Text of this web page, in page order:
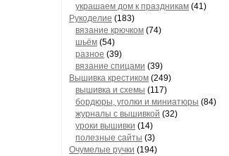
украшаем дом к праздникам (41)
Рукоделие (183)
вязание крючком (74)
шьём (54)
разное (39)
вязание спицами (39)
Вышивка крестиком (249)
вышивка и схемы (117)
бордюры, уголки и миниатюры (84)
журналы с вышивкой (32)
уроки вышивки (14)
полезные сайты (3)
Очумелые ручки (194)